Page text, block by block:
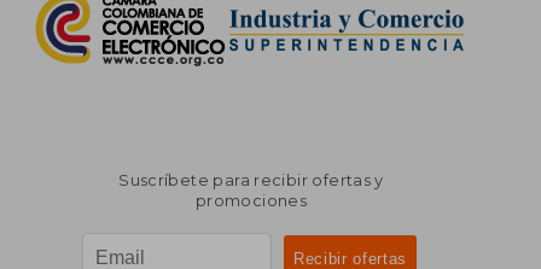
Suscríbete para recibir ofertas y
promociones